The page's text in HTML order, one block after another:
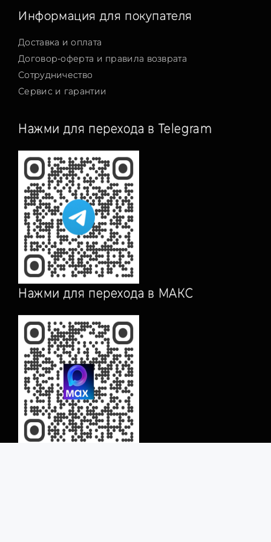
Информация для покупателя
Доставка и оплата
Договор-оферта и правила возврата
Сотрудничество
Сервис и гарантии
Нажми для перехода в Telegram
Нажми для перехода в МАКС